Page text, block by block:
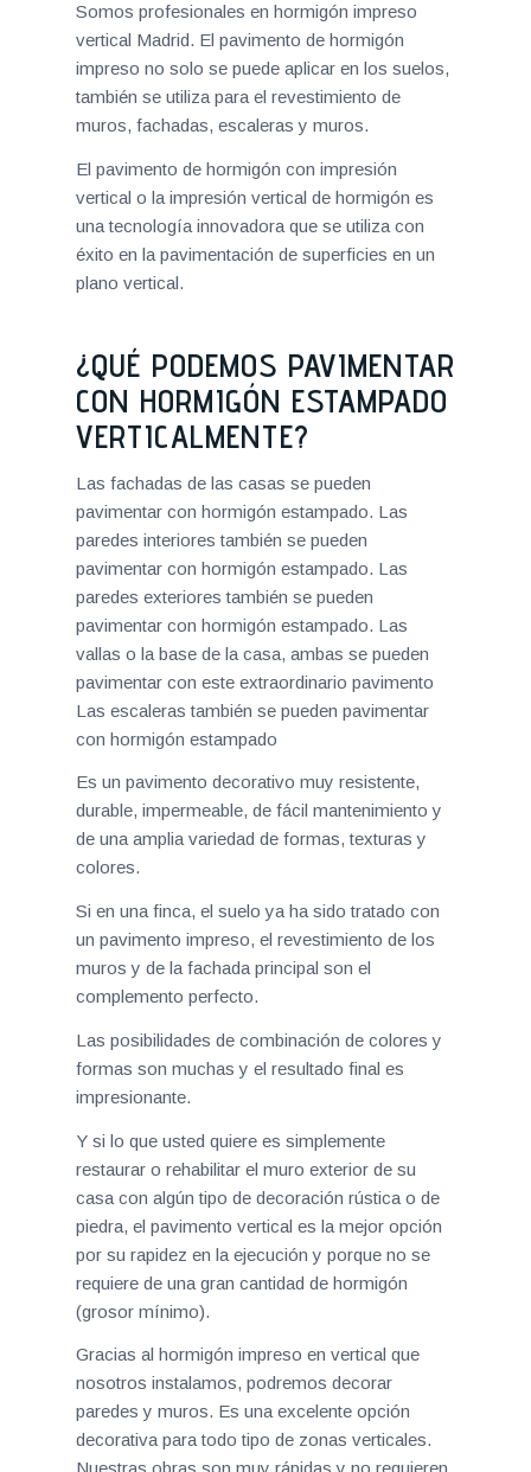
Somos profesionales en hormigón impreso
vertical Madrid. El pavimento de hormigón
impreso no solo se puede aplicar en los suelos,
también se utiliza para el revestimiento de
muros, fachadas, escaleras y muros.
El pavimento de hormigón con impresión
vertical o la impresión vertical de hormigón es
una tecnología innovadora que se utiliza con
éxito en la pavimentación de superficies en un
plano vertical.
¿QUÉ PODEMOS PAVIMENTAR
CON HORMIGÓN ESTAMPADO
VERTICALMENTE?
Las fachadas de las casas se pueden
pavimentar con hormigón estampado. Las
paredes interiores también se pueden
pavimentar con hormigón estampado. Las
paredes exteriores también se pueden
pavimentar con hormigón estampado. Las
vallas o la base de la casa, ambas se pueden
pavimentar con este extraordinario pavimento
Las escaleras también se pueden pavimentar
con hormigón estampado
Es un pavimento decorativo muy resistente,
durable, impermeable, de fácil mantenimiento y
de una amplia variedad de formas, texturas y
colores.
Si en una finca, el suelo ya ha sido tratado con
un pavimento impreso, el revestimiento de los
muros y de la fachada principal son el
complemento perfecto.
Las posibilidades de combinación de colores y
formas son muchas y el resultado final es
impresionante.
Y si lo que usted quiere es simplemente
restaurar o rehabilitar el muro exterior de su
casa con algún tipo de decoración rústica o de
piedra, el pavimento vertical es la mejor opción
por su rapidez en la ejecución y porque no se
requiere de una gran cantidad de hormigón
(grosor mínimo).
Gracias al hormigón impreso en vertical que
nosotros instalamos, podremos decorar
paredes y muros. Es una excelente opción
decorativa para todo tipo de zonas verticales.